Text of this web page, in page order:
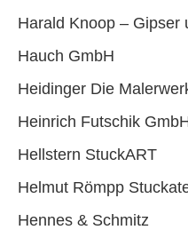
Harald Knoop – Gipser
Hauch GmbH
Heidinger Die
Heinrich Futschik
Hellstern StuckART
Helmut Römpp
Hennes & Schmitz